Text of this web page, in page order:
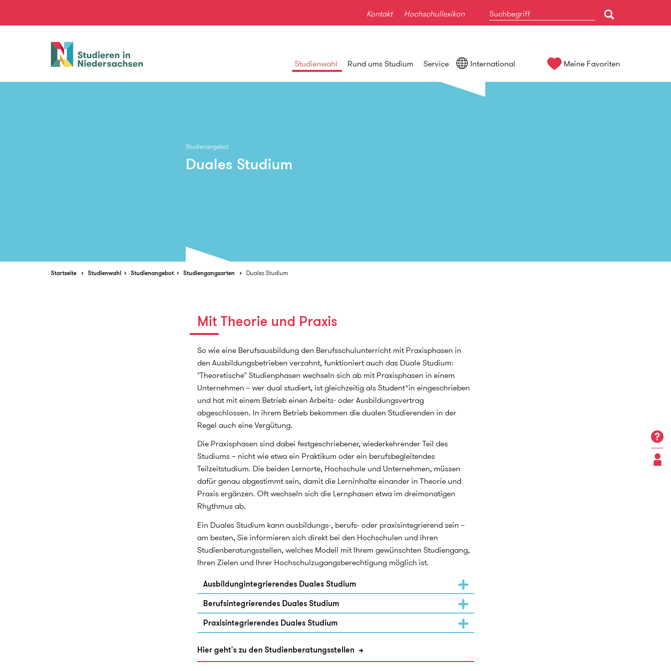
Kontakt Hochschullexikon
Studieren
in
Studienwahl Rund ums Studium Service International Meine Favoriten
Studienangebot
Duales Studium
Startseite Studienwahl Studienangebot Studiengangsarten Duales Studium
Mit Theorie und Praxis
So wie eine Berufsausbildung den Berufsschulunterricht mit Praxisphasen in
den Ausbildungsbetrieben verzahnt, funktioniert auch das Duale Studium:
"Theoretische" Studienphasen wechseln sich ab mit Praxisphasen in einem
Unternehmen – wer dual studiert, ist gleichzeitig als Student*in eingeschrieben
und hat mit einem Betrieb einen Arbeits- oder Ausbildungsvertrag
abgeschlossen. In ihrem Betrieb bekommen die dualen Studierenden in der
Regel auch eine Vergütung.
Die Praxisphasen sind dabei festgeschriebener, wiederkehrender Teil des
Studiums – nicht wie etwa ein Praktikum oder ein berufsbegleitendes
Teilzeitstudium. Die beiden Lernorte, Hochschule und Unternehmen, müssen
dafür genau abgestimmt sein, damit die Lerninhalte einander in Theorie und
Praxis ergänzen. Oft wechseln sich die Lernphasen etwa im dreimonatigen
Rhythmus ab.
Ein Duales Studium kann ausbildungs-, berufs- oder praxisintegrierend sein –
am besten, Sie informieren sich direkt bei den Hochschulen und ihren
Studienberatungsstellen, welches Modell mit Ihrem gewünschten Studiengang,
Ihren Zielen und Ihrer Hochschulzugangsberechtigung möglich ist.
Ausbildungintegrierendes Duales Studium
Berufsintegrierendes Duales Studium
Praxisintegrierendes Duales Studium
Hier geht's zu den Studienberatungsstellen